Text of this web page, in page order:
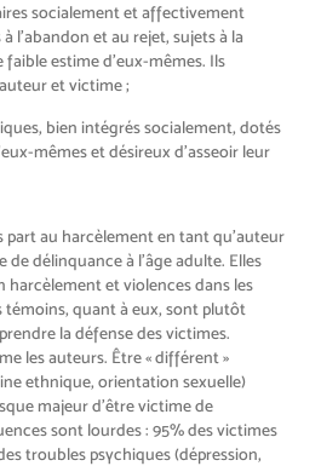
socialement et affectivement
à l’abandon et au rejet, sujets à la
faible estime d’eux-mêmes. Ils
et victime;
bien intégrés socialement, dotés
mêmes et désireux d’asseoir leur
part au harcèlement en tant qu’auteur
de délinquance à l’âge adulte. Elles
harcèlement et violences dans les
témoins, quant à eux, sont plutôt
la défense des victimes.
les auteurs. Être «différent »
ethnique, orientation sexuelle)
majeur d’être victime de
sont lourdes: 95% des victimes
troubles psychiques (dépression,